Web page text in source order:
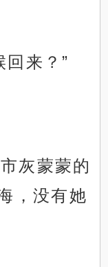
来？”
灰蒙蒙的
，没有她